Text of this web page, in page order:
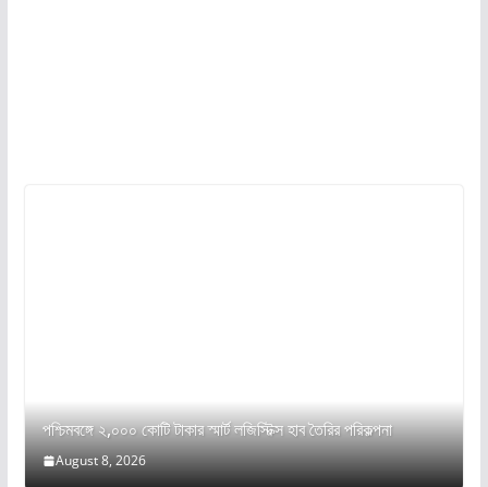
পশ্চিমবঙ্গে ২,০০০ কোটি টাকার স্মার্ট লজিস্টিক্স হাব তৈরির পরিকল্পনা
August 8, 2026